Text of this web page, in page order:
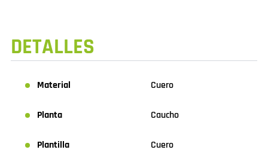
ocasiones, convirtiéndolo en un calzado imprescindible
para el guardarropa masculino.
DETALLES
Material Cuero
Planta Caucho
Plantilla Cuero